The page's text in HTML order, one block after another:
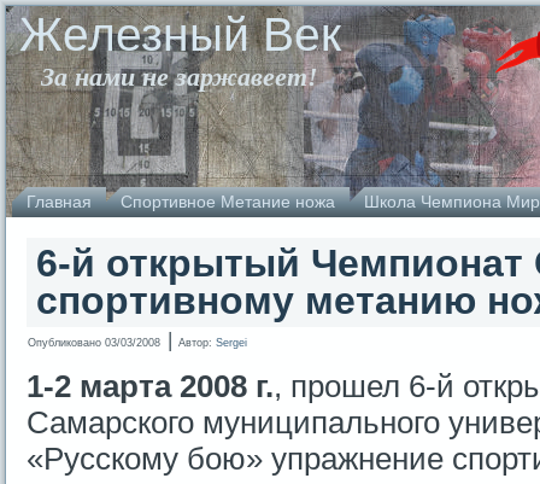
Железный Век
За нами не заржавеет!
Главная Спортивное Метание ножа Школа Чемпиона
6-й открытый
спортивному метанию
Опубликовано 03/03/2008 | Автор: Sergei
1-2 марта 2008 г., прошел 6-й
Самарского муниципального
«Русскому бою» упражнение